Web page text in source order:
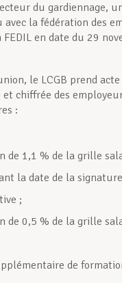
du gardiennage,
la fédération des
en date du 29
le LCGB prend acte
chiffrée des
:
de 1,1 % de la grille
la date de la
;
de 0,5 % de la grille
de